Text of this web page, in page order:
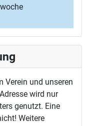
Verein und unseren
wird nur
genutzt. Eine
Weitere